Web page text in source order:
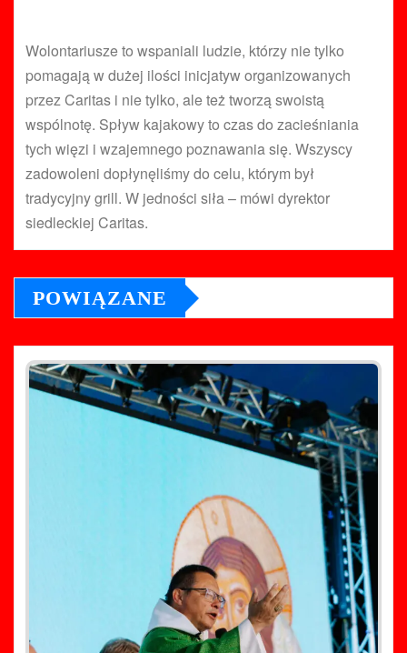
Wolontariusze to wspaniali ludzie, którzy nie tylko
pomagają w dużej ilości inicjatyw organizowanych
przez Caritas i nie tylko, ale też tworzą swoistą
wspólnotę. Spływ kajakowy to czas do zacieśniania
tych więzi i wzajemnego poznawania się. Wszyscy
zadowoleni dopłynęliśmy do celu, którym był
tradycyjny grill. W jedności siła – mówi dyrektor
siedleckiej Caritas.
POWIĄZANE